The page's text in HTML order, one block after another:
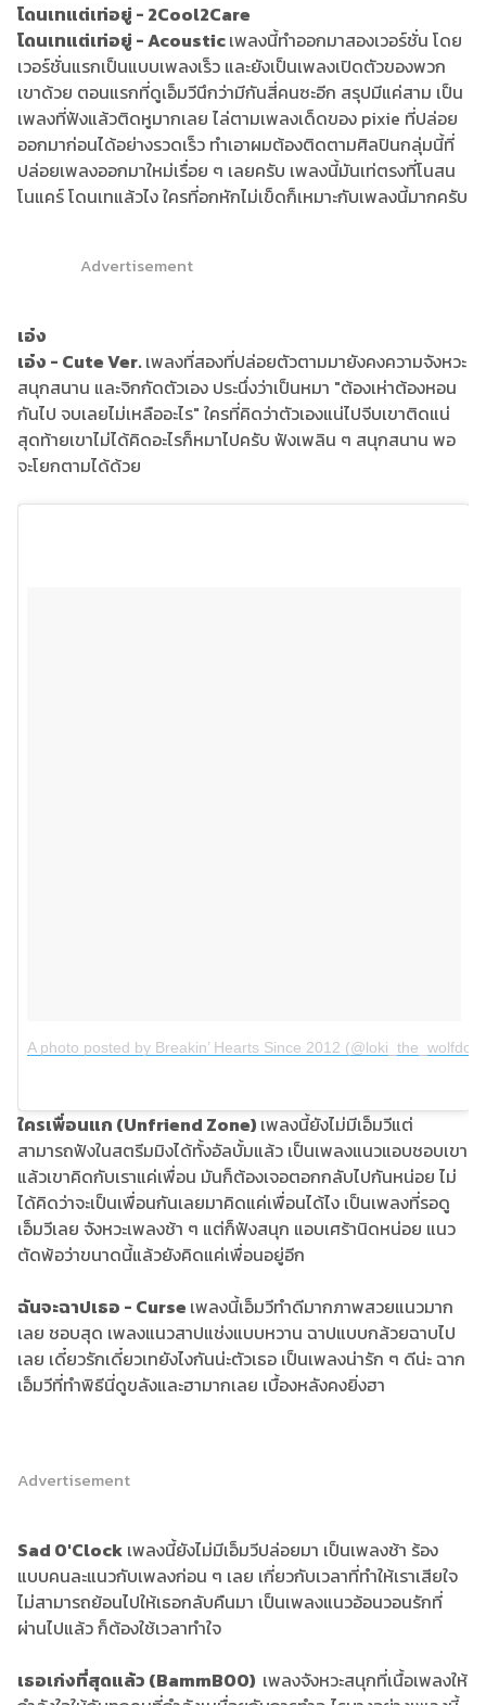
โดนเทแต่เท่อยู่ - 2Cool2Care
โดนเทแต่เท่อยู่ - Acousticเพลงนี้ทำออกมาสองเวอร์ชั่น โดย
เวอร์ชั่นแรกเป็นแบบเพลงเร็ว และยังเป็นเพลงเปิดตัวของพวก
เขาด้วย ตอนแรกที่ดูเอ็มวีนึกว่ามีกันสี่คนซะอีก สรุปมีแค่สาม เป็น
เพลงที่ฟังแล้วติดหูมากเลย ไล่ตามเพลงเด็ดของ pixie ที่ปล่อย
ออกมาก่อนได้อย่างรวดเร็ว ทำเอาผมต้องติดตามศิลปินกลุ่มนี้ที่
ปล่อยเพลงออกมาใหม่เรื่อย ๆ เลยครับ เพลงนี้มันเท่ตรงที่โนสน
โนแคร์ โดนเทแล้วไง ใครที่อกหักไม่เข็ดก็เหมาะกับเพลงนี้มากครับ
Advertisement
เอ๋ง
เอ๋ง - Cute Ver.เพลงที่สองที่ปล่อยตัวตามมายังคงความจังหวะ
สนุกสนาน และจิกกัดตัวเอง ประนึ่งว่าเป็นหมา "ต้องเห่าต้องหอน
กันไป จบเลยไม่เหลืออะไร" ใครที่คิดว่าตัวเองแน่ไปจีบเขาติดแน่
สุดท้ายเขาไม่ได้คิดอะไรก็หมาไปครับ ฟังเพลิน ๆ สนุกสนาน พอ
จะโยกตามได้ด้วย
A photo posted by Breakin’ Hearts Since 2012 (@loki_the_wolfdog)
ใครเพื่อนแก (Unfriend Zone) เพลงนี้ยังไม่มีเอ็มวีแต่
สามารถฟังในสตรีมมิงได้ทั้งอัลบั้มแล้ว เป็นเพลงแนวแอบชอบเขา
แล้วเขาคิดกับเราแค่เพื่อน มันก็ต้องเจอตอกกลับไปกันหน่อย ไม่
ได้คิดว่าจะเป็นเพื่อนกันเลยมาคิดแค่เพื่อนได้ไง เป็นเพลงที่รอดู
เอ็มวีเลย จังหวะเพลงช้า ๆ แต่ก็ฟังสนุก แอบเศร้านิดหน่อย แนว
ตัดพ้อว่าขนาดนี้แล้วยังคิดแค่เพื่อนอยู่อีก
ฉันจะฉาปเธอ - Curse เพลงนี้เอ็มวีทำดีมากภาพสวยแนวมาก
เลย ชอบสุด เพลงแนวสาปแช่งแบบหวาน ฉาปแบบกล้วยฉาบไป
เลย เดี๋ยวรักเดี๋ยวเทยังไงกันน่ะตัวเธอ เป็นเพลงน่ารัก ๆ ดีน่ะ ฉาก
เอ็มวีที่ทำพิธีนี่ดูขลังและฮามากเลย เบื้องหลังคงยิ่งฮา
Advertisement
Sad O'Clock เพลงนี้ยังไม่มีเอ็มวีปล่อยมา เป็นเพลงช้า ร้อง
แบบคนละแนวกับเพลงก่อน ๆ เลย เกี่ยวกับเวลาที่ทำให้เราเสียใจ
ไม่สามารถย้อนไปให้เธอกลับคืนมา เป็นเพลงแนวอ้อนวอนรักที่
ผ่านไปแล้ว ก็ต้องใช้เวลาทำใจ
เธอเก่งที่สุดแล้ว (BammBOO) เพลงจังหวะสนุกที่เนื้อเพลงให้